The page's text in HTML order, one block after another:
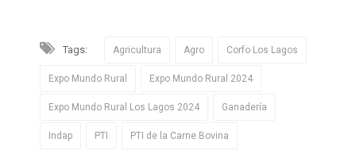
Tags: Agricultura Agro Corfo Los Lagos
Expo Mundo Rural Expo Mundo Rural 2024
Expo Mundo Rural Los Lagos 2024 Ganadería
Indap PTI PTI de la Carne Bovina